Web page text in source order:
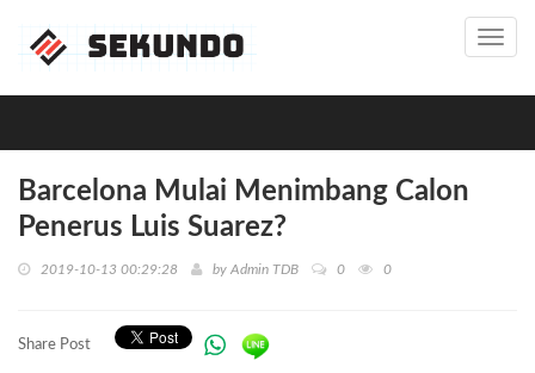
Barcelona Mulai Menimbang Calon
Penerus Luis Suarez?
2019-10-13 00:29:28 by Admin TDB 0 0
Share Post